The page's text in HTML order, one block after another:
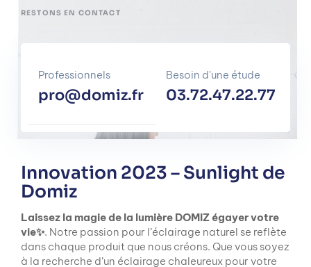
RESTONS EN CONTACT
Professionnels
pro@domiz.fr
Besoin d'une étude
03.72.47.22.77
Innovation 2023 – Sunlight de
Domiz
Laissez la magie de la lumière DOMIZ égayer votre
vie✨. Notre passion pour l’éclairage naturel se reflète
dans chaque produit que nous créons. Que vous soyez
à la recherche d’un éclairage chaleureux pour votre